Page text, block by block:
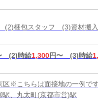
(2)梱包スタッフ (3)資材搬
(2)時給1,300円〜 (3)時給
区※こちらは面接地の一例で
駅、丸太町(京都市営)駅